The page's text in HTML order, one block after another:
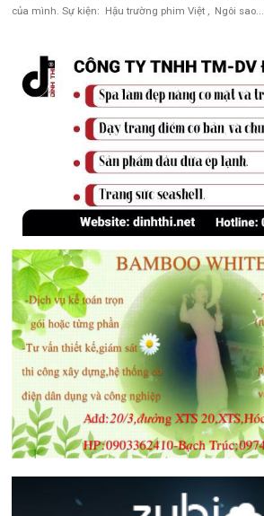
của mình. Sự kiện: Hậu trường phim Việt , Ngôi sao...